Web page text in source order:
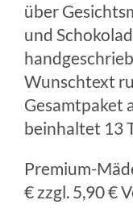
über
und
Wunschtext
Gesamtpaket
beinhaltet 13
Premium-
€ zzgl. 5,90 €